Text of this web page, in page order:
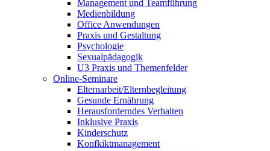
Management und Teamführung
Medienbildung
Office Anwendungen
Praxis und Gestaltung
Psychologie
Sexualpädagogik
U3 Praxis und Themenfelder
Online-Seminare
Elternarbeit/Elternbegleitung
Gesunde Ernährung
Herausforderndes Verhalten
Inklusive Praxis
Kinderschutz
Konfkiktmanagement